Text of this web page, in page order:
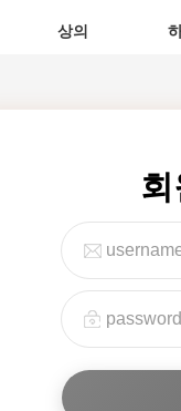
상의